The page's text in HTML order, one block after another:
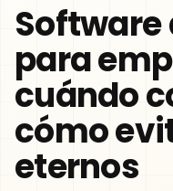
Software
para
cuándo
cómo
eternos